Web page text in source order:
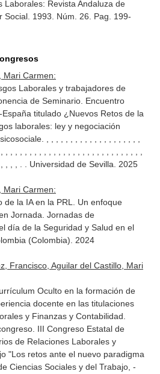
Laborales: Revista Andaluza de
Social. 1993. Núm. 26. Pag. 199-
Mari Carmen:
Laborales y trabajadores de
de Seminario. Encuentro
titulado ¿Nuevos Retos de la
laborales: ley y negociación
, , , , , , , , , , , , , , , , , , , ,
, , , , . . Universidad de Sevilla. 2025
Mari Carmen:
de la IA en la PRL. Un enfoque
Jornada. Jornadas de
día de la Seguridad y Salud en el
(Colombia). 2024
Francisco, Aguilar del Castillo, Mari
Oculto en la formación de
docente en las titulaciones
y Finanzas y Contabilidad.
III Congreso Estatal de
de Relaciones Laborales y
"Los retos ante el nuevo paradigma
Ciencias Sociales y del Trabajo, -